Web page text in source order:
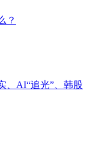
？
、AI“追光”、韩股